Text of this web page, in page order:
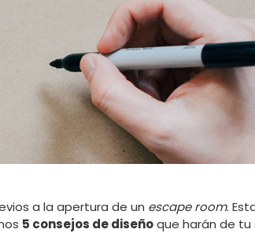
a la apertura de un escape room.
5 consejos de diseñoque harán de tu